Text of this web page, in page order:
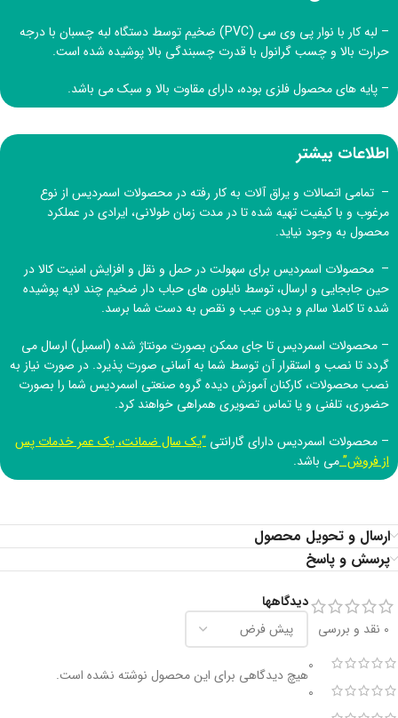
– لبه کار با نوار پی وی سی (PVC) ضخیم توسط دستگاه لبه چسبان با درجه
حرارت بالا و چسب گرانول با قدرت چسبندگی بالا پوشیده شده است.
– پایه های محصول فلزی بوده، دارای مقاوت بالا و سبک می باشد.
اطلاعات بیشتر
– تمامی اتصالات و یراق آلات به کار رفته در محصولات اسمردیس از نوع
مرغوب و با کیفیت تهیه شده تا در مدت زمان طولانی، ایرادی در عملکرد
محصول به وجود نیاید.
– محصولات اسمردیس برای سهولت در حمل و نقل و افزایش امنیت کالا در
حین جابجایی و ارسال، توسط نایلون های حباب دار ضخیم چند لایه پوشیده
شده تا کاملا سالم و بدون عیب و نقص به دست شما برسد.
– محصولات اسمردیس تا جای ممکن بصورت مونتاژ شده (اسمبل) ارسال می
گردد تا نصب و استقرار آن توسط شما به آسانی صورت پذیرد. در صورت نیاز به
نصب محصولات، کارکنان آموزش دیدهگروه صنعتی اسمردیس شما را بصورت
حضوری، تلفنی و یا تماس تصویری همراهی خواهند کرد.
– محصولات اسمردیس دارای گارانتی “یک سال ضمانت، یک عمر خدمات پس
از فروش”می باشد.
ارسال و تحویل محصول
پرسش و پاسخ
0 نقد و بررسی
0
0
دیدگاهها
هیچ دیدگاهی برای این محصول نوشته نشده است.